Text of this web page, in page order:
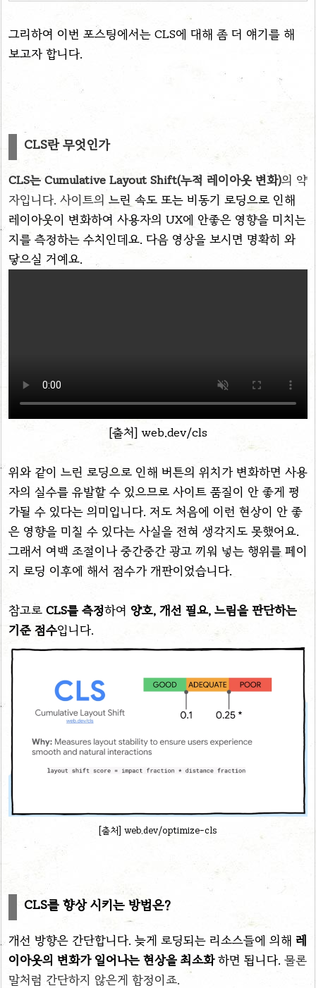
그리하여 이번 포스팅에서는 CLS에 대해 좀 더 얘기를 해
보고자 합니다.
CLS란 무엇인가
CLS는 Cumulative Layout Shift(누적 레이아웃 변화)의 약
자입니다. 사이트의 느린 속도 또는 비동기 로딩으로 인해
레이아웃이 변화하여 사용자의 UX에 안좋은 영향을 미치는
지를 측정하는 수치인데요. 다음 영상을 보시면 명확히 와
닿으실 거예요.
[출처] web.dev/cls
위와 같이 느린 로딩으로 인해 버튼의 위치가 변화하면 사용
자의 실수를 유발할 수 있으므로 사이트 품질이 안 좋게 평
가될 수 있다는 의미입니다. 저도 처음에 이런 현상이 안 좋
은 영향을 미칠 수 있다는 사실을 전혀 생각지도 못했어요.
그래서 여백 조절이나 중간중간 광고 끼워 넣는 행위를 페이
지 로딩 이후에 해서 점수가 개판이었습니다.
참고로 CLS를 측정하여 양호, 개선 필요, 느림을 판단하는
기준 점수입니다.
[출처] web.dev/optimize-cls
CLS를 향상 시키는 방법은?
개선 방향은 간단합니다. 늦게 로딩되는 리소스들에 의해 레
이아웃의 변화가 일어나는 현상을 최소화하면 됩니다. 물론
말처럼 간단하지 않은게 함정이죠.